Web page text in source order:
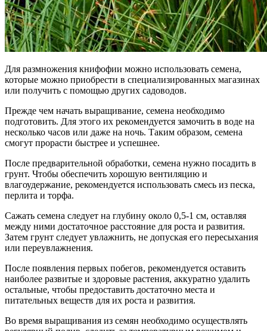
Для размножения книфофии можно использовать семена,
которые можно приобрести в специализированных магазинах
или получить с помощью других садоводов.
Прежде чем начать выращивание, семена необходимо
подготовить. Для этого их рекомендуется замочить в воде на
несколько часов или даже на ночь. Таким образом, семена
смогут прорасти быстрее и успешнее.
После предварительной обработки, семена нужно посадить в
грунт. Чтобы обеспечить хорошую вентиляцию и
влагоудержание, рекомендуется использовать смесь из песка,
перлита и торфа.
Сажать семена следует на глубину около 0,5-1 см, оставляя
между ними достаточное расстояние для роста и развития.
Затем грунт следует увлажнить, не допуская его пересыхания
или переувлажнения.
После появления первых побегов, рекомендуется оставить
наиболее развитые и здоровые растения, аккуратно удалить
остальные, чтобы предоставить достаточно места и
питательных веществ для их роста и развития.
Во время выращивания из семян необходимо осуществлять